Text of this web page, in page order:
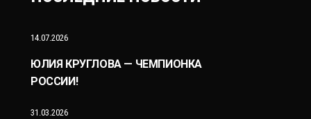
14.07.2026
ЮЛИЯ КРУГЛОВА — ЧЕМПИОНКА
РОССИИ!
31.03.2026